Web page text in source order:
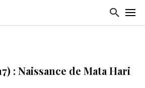
: Naissance de Mata Hari